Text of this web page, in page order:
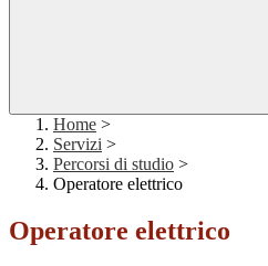
Home >
Servizi >
Percorsi di studio >
Operatore elettrico
Operatore elettrico